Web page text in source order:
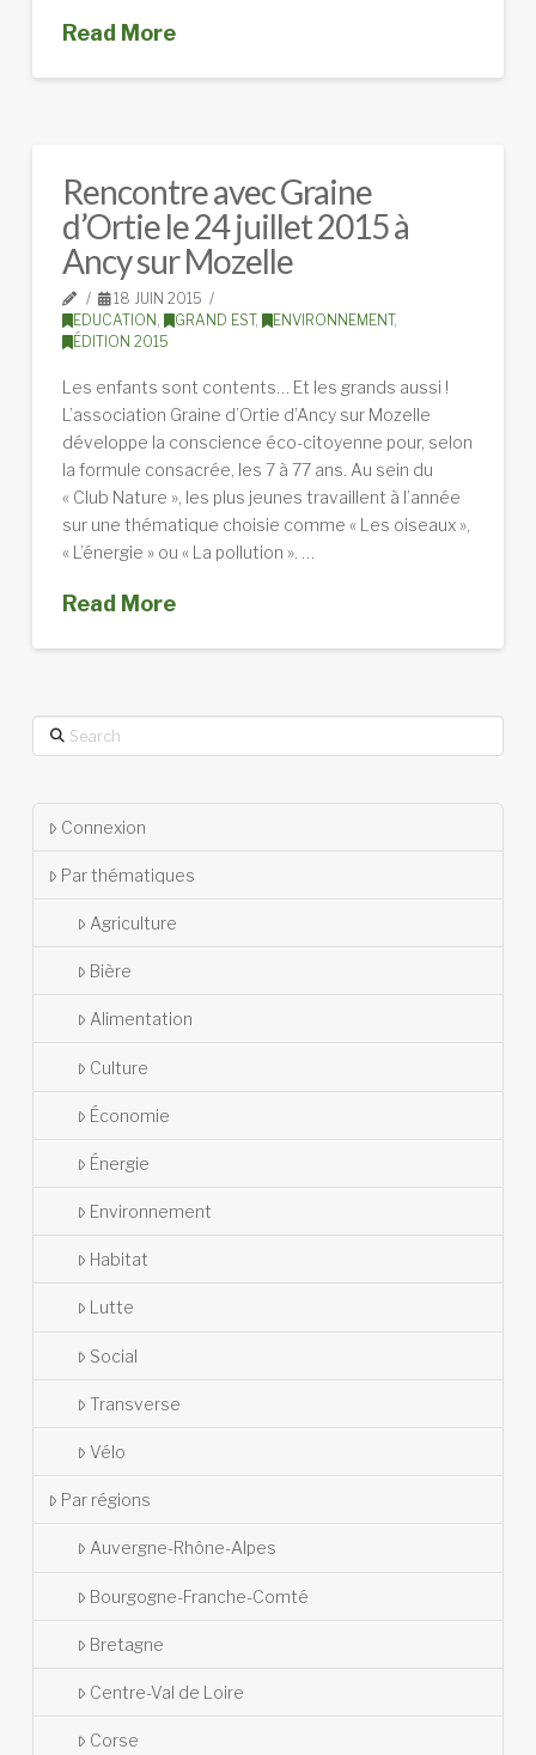
Read More
Rencontre avec Graine
d’Ortie le 24 juillet 2015 à
Ancy sur Mozelle
18 JUIN 2015
EDUCATION
GRAND EST, ENVIRONNEMENT,
ÉDITION 2015
Les enfants sont contents… Et les grands aussi !
L’association Graine d’Ortie d’Ancy sur Mozelle
développe la conscience éco-citoyenne pour, selon
la formule consacrée, les 7 à 77 ans. Au sein du
« Club Nature », les plus jeunes travaillent à l’année
sur une thématique choisie comme « Les oiseaux »,
« L’énergie » ou « La pollution ». …
Read More
Search
Connexion
Par thématiques
Agriculture
Bière
Alimentation
Culture
Économie
Énergie
Environnement
Habitat
Lutte
Social
Transverse
Vélo
Par régions
Auvergne-Rhône-Alpes
Bourgogne-Franche-Comté
Bretagne
Centre-Val de Loire
Corse